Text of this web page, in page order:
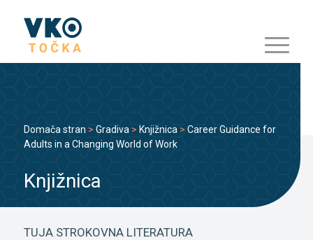
Domača stran > Gradiva > Knjižnica > Career Guidance for
Adults in a Changing World of Work
Knjižnica
TUJA STROKOVNA LITERATURA